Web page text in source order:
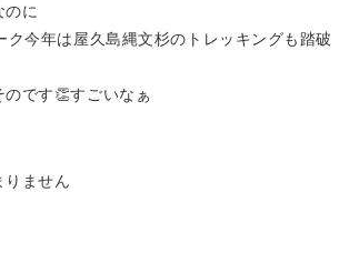
のに
ク今年は屋久島縄文杉のトレッキングも踏破
です👏すごいなぁ
りません